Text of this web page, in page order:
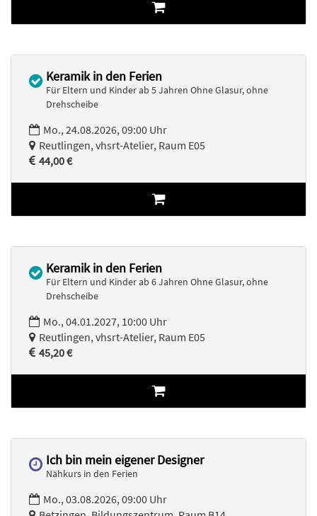
Keramik in den Ferien
Für Eltern und Kinder ab 5 Jahren Ohne Glasur, ohne
Drehscheibe
Mo., 24.08.2026, 09:00 Uhr
Reutlingen, vhsrt-Atelier, Raum E05
44,00 €
Keramik in den Ferien
Für Eltern und Kinder ab 6 Jahren Ohne Glasur, ohne
Drehscheibe
Mo., 04.01.2027, 10:00 Uhr
Reutlingen, vhsrt-Atelier, Raum E05
45,20 €
Ich bin mein eigener Designer
Nähkurs in den Ferien
Mo., 03.08.2026, 09:00 Uhr